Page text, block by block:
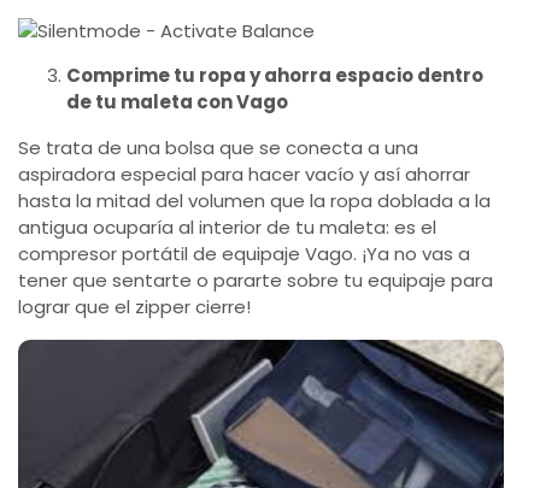
Comprime tu ropa y ahorra espacio dentro
de tu maleta con Vago
Se trata de una bolsa que se conecta a una
aspiradora especial para hacer vacío y así ahorrar
hasta la mitad del volumen que la ropa doblada a la
antigua ocuparía al interior de tu maleta: es el
compresor portátil de equipaje Vago. ¡Ya no vas a
tener que sentarte o pararte sobre tu equipaje para
lograr que el zipper cierre!